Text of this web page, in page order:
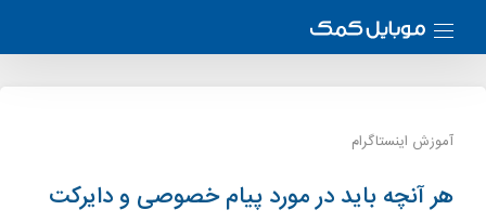
آموزش اینستاگرام
هر آنچه باید در مورد پیام خصوصی و دایرکت